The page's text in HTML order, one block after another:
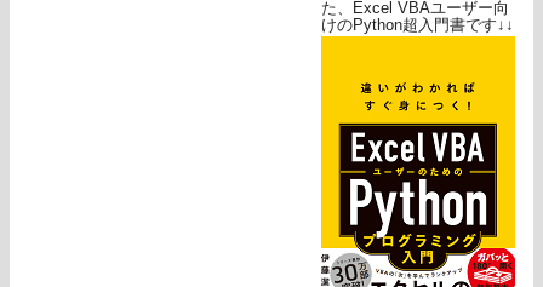
た、Excel VBAユーザー向
けのPython超入門書です↓↓